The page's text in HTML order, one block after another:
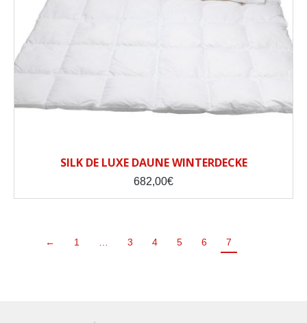
SILK DE LUXE DAUNE WINTERDECKE
682,00€
← 1 … 3 4 5 6 7